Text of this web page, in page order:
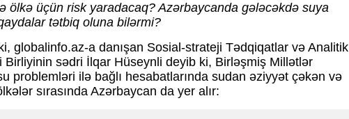
ölkə üçün risk yaradacaq? Azərbaycanda gələcəkdə suya
tətbiq oluna bilərmi?
globalinfo.az-a danışan Sosial-strateji Tədqiqatlar və Analitik
Birliyinin sədri İlqar Hüseynli deyib ki, Birləşmiş Millətlər
problemləri ilə bağlı hesabatlarında sudan əziyyət çəkən və
sırasında Azərbaycan da yer alır: